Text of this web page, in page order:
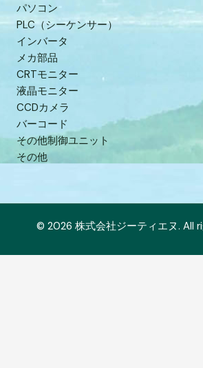
パソコン
PLC（シーケンサー）
インバータ
メカ部品
CRTモニター
液晶モニター
CCDカメラ
バーコード
その他制御ユニット
その他
© 2026 株式会社ジーティエヌ. All